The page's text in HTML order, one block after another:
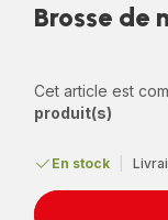
Brosse de
Cet article est
produit(s)
En stock